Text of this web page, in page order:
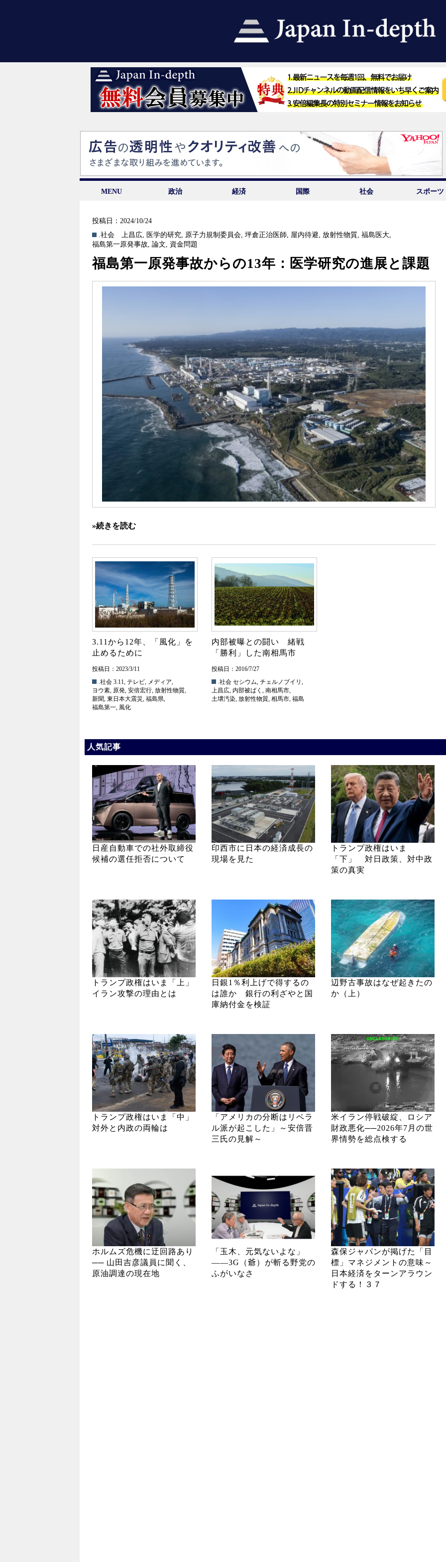
MENU 政治 経済 国際 社会 スポーツ
投稿日：2024/10/24
.社会
上昌広, 医学的研究, 原子力規制委員会,坪倉正治医師, 屋内待避,放射性物質,福島医大,
福島第一原発事故, 論文, 資金問題
福島第一原発事故からの13年：医学研究の進展と課題
»続きを読む
3.11から12年、「風化」を
止めるために
投稿日：2023/3/11
.社会 3.11, テレビ, メディア,
ヨウ素, 原発, 安倍宏行, 放射性物質,
新聞, 東日本大震災, 福島県,
福島第一, 風化
内部被曝との闘い 緒戦
「勝利」した南相馬市
投稿日：2016/7/27
.社会 セシウム, チェルノブイリ ,
上昌広, 内部被ばく , 南相馬市,
土壌汚染, 放射性物質, 相馬市, 福島
人気記事
日産自動車での社外取締役
候補の選任拒否について
印西市に日本の経済成長の
現場を見た
トランプ政権はいま
「下」 対日政策、対中政
策の真実
トランプ政権はいま「上」
イラン攻撃の理由とは
日銀1％利上げで得するの
は誰か 銀行の利ざやと国
庫納付金を検証
辺野古事故はなぜ起きたの
か（上）
トランプ政権はいま「中」
対外と内政の両輪は
「アメリカの分断はリベラ
ル派が起こした」～安倍晋
三氏の見解～
米イラン停戦破綻、ロシア
財政悪化──2026年7月の世
界情勢を総点検する
ホルムズ危機に迂回路あり
── 山田吉彦議員に聞く、
原油調達の現在地
「玉木、元気ないよな」
――3G（爺）が斬る野党の
ふがいなさ
森保ジャパンが掲げた「目
標」マネジメントの意味～
日本経済をターンアラウン
ドする！３７